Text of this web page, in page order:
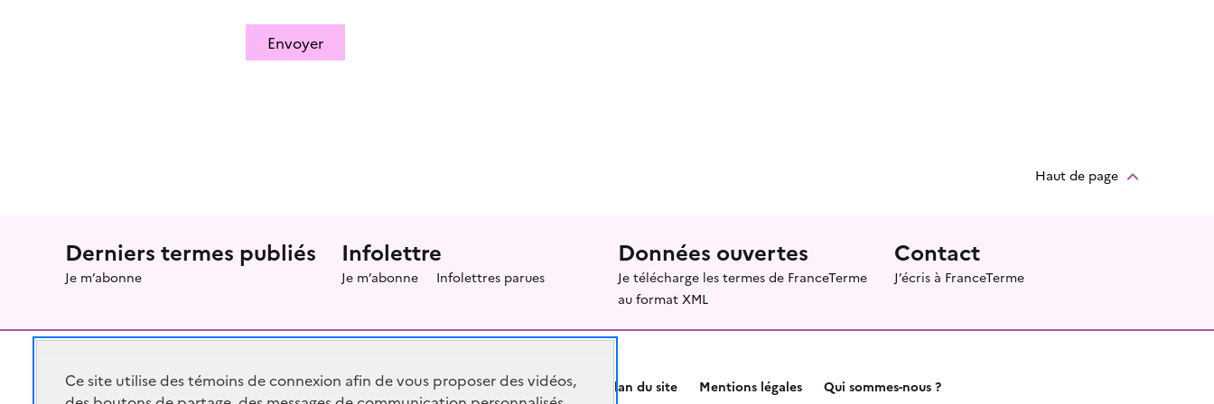
Envoyer
Haut de page
Menu prefooter
Derniers termes publiés
Je m’abonne
Infolettre
Je m’abonne Infolettres parues
Données ouvertes
Je télécharge les termes de FranceTerme
au format XML
Contact
J’écris à FranceTerme
Plan du site Mentions légales Qui sommes-nous ?
Ce site utilise des témoins de connexion afin de vous proposer des vidéos,